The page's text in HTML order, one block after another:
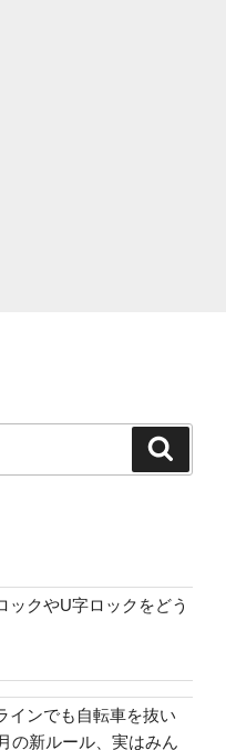
ックやU字ロックをどう
インでも自転車を抜い
の新ルール、実はみん